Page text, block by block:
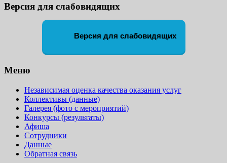
Версия для слабовидящих
Версия для слабовидящих
Меню
Независимая оценка качества оказания услуг
Коллективы (данные)
Галерея (фото с мероприятий)
Конкурсы (результаты)
Афиша
Сотрудники
Данные
Обратная связь